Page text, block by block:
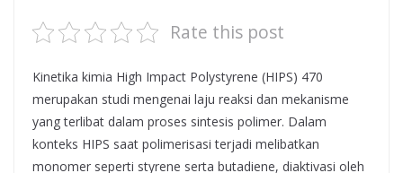
Rate this post
Kinetika kimia High Impact Polystyrene (HIPS) 470
merupakan studi mengenai laju reaksi dan mekanisme
yang terlibat dalam proses sintesis polimer. Dalam
konteks HIPS saat polimerisasi terjadi melibatkan
monomer seperti styrene serta butadiene, diaktivasi oleh